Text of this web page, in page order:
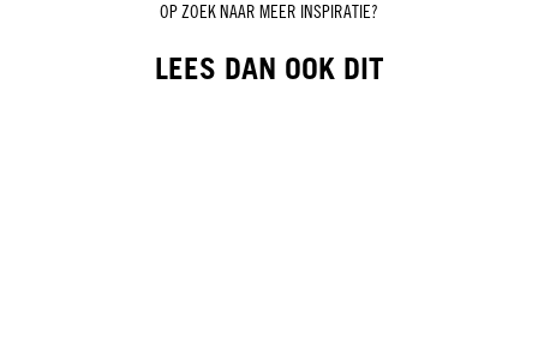
OP ZOEK NAAR MEER INSPIRATIE?
LEES DAN OOK DIT